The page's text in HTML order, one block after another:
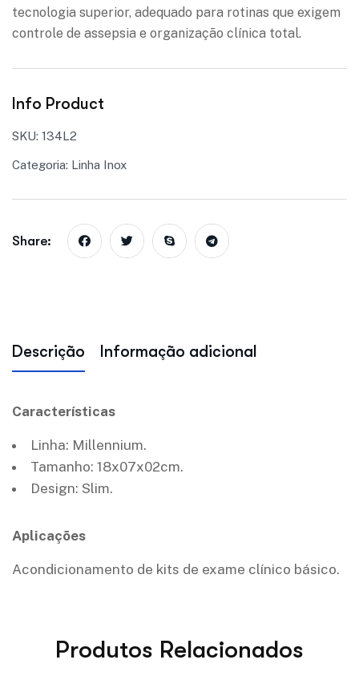
tecnologia superior, adequado para rotinas que exigem
controle de assepsia e organização clínica total.
Info Product
SKU: 134L2
Categoria: Linha Inox
Share:
Descrição Informação adicional
Características
Linha: Millennium.
Tamanho: 18x07x02cm.
Design: Slim.
Aplicações
Acondicionamento de kits de exame clínico básico.
Produtos Relacionados